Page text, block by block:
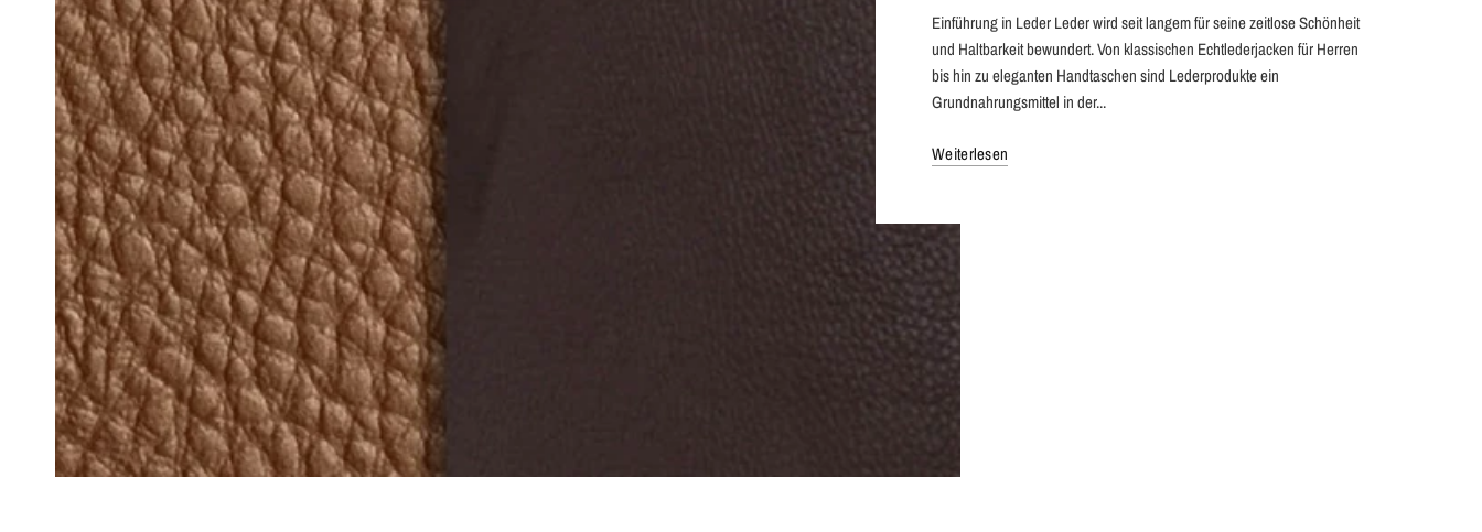
Einführung in Leder Leder wird seit langem für seine zeitlose Schönheit
und Haltbarkeit bewundert. Von klassischen Echtlederjacken für Herren
bis hin zu eleganten Handtaschen sind Lederprodukte ein
Grundnahrungsmittel in der...
Weiterlesen